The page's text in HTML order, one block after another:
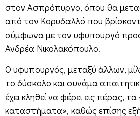
στον Ασπρόπυργο, όπου θα
από τον Κορυδαλλό που
σύμφωνα με τον υφυπουργό
Ανδρέα Νικολακόπουλο.
Ο υφυπουργός, μεταξύ άλλων,
το δύσκολο και συνάμα
έχει κληθεί να φέρει εις πέρας,
καταστήματα», καθώς επίσης